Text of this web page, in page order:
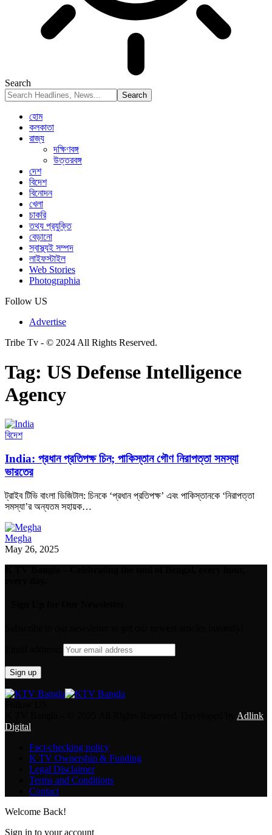
Search
হোম
কলকাতা
রাজ্য
দক্ষিণবঙ্গ
উত্তরবঙ্গ
দেশ
বিদেশ
বিনোদন
খেলা
চাকরি
তথ্য প্রযুক্তি
বেড়ানো
স্বাস্থ্যই সম্পদ
লাইফস্টাইল
Web Stories
Photographia
Follow US
Advertise
Tribe Tv - © 2024 All Rights Reserved.
Tag: US Defense Intelligence
Agency
বিদেশ
India: প্রধান প্রতিপক্ষ চিন; পাকিস্তান গৌণ নিরাপত্তা সমস্যা
ভারতের
ট্রাইব টিভি বাংলা ডিজিটাল: চিনকে ‘প্রধান প্রতিপক্ষ’ এবং পাকিস্তানকে ‘নিরাপত্তা
সমস্যা’র অন্যতম সহায়ক…
Megha
May 26, 2025
Adlink
Digital
Fact-checking policy
K TV Ownership & Funding
Legal Disclaimer
Terms and Conditions
Contact
Welcome Back!
Sign in to your account